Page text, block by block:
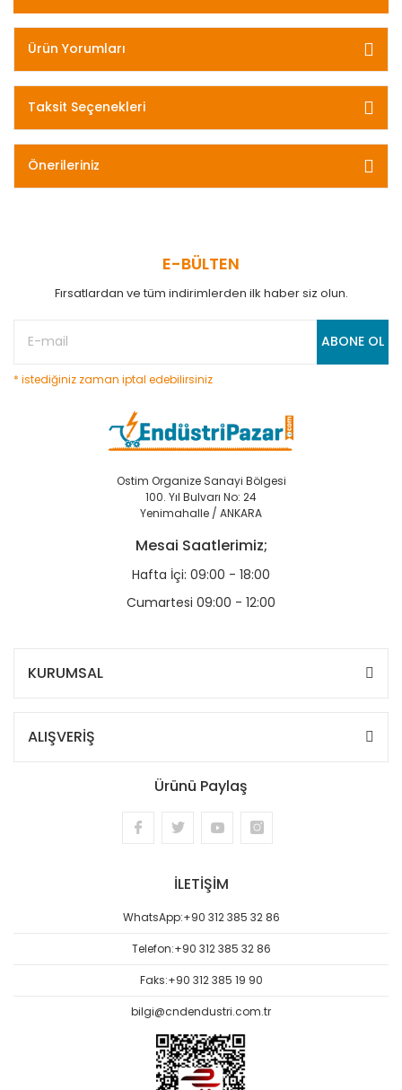
Ürün Yorumları
Taksit Seçenekleri
Önerileriniz
E-BÜLTEN
Fırsatlardan ve tüm indirimlerden ilk haber siz olun.
ABONE OL
* istediğiniz zaman iptal edebilirsiniz
Ostim Organize Sanayi Bölgesi
100. Yıl Bulvarı No: 24
Yenimahalle / ANKARA
Mesai Saatlerimiz;
Hafta İçi: 09:00 - 18:00
Cumartesi 09:00 - 12:00
KURUMSAL
ALIŞVERİŞ
Ürünü Paylaş
İLETİŞİM
WhatsApp:+90 312 385 32 86
Telefon:+90 312 385 32 86
Faks:+90 312 385 19 90
bilgi@cndendustri.com.tr